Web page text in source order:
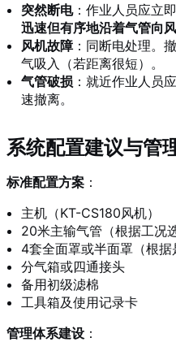
突然断电：作业人员应立
迅速但有序地沿着气管向
风机故障：同断电处理。
气吸入（若距离很短）。
气管破损 ：就近作业人员
速撤离。
系统配置建议与管
标准配置方案 ：
主机（KT-CS180风机）
20米主输气管（根据工况
4套全面罩或半面罩（根据
分气箱或四通接头
备用初级滤棉
工具箱及使用记录卡
管理体系建设 ：